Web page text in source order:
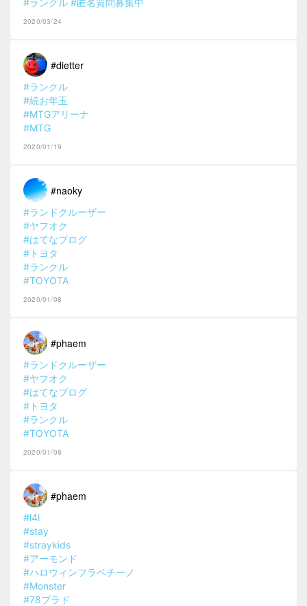
#ランクル #匿名質問募集中
2020/03/24
#dietter
#ランクル
#続お年玉
#MTGアリーナ
#MTG
2020/01/19
#naoky
#ランドクルーザー
#ヤフオク
#はてなブログ
#トヨタ
#ランクル
#TOYOTA
2020/01/08
#phaem
#ランドクルーザー
#ヤフオク
#はてなブログ
#トヨタ
#ランクル
#TOYOTA
2020/01/08
#phaem
#l4l
#stay
#straykids
#アーモンド
#ハロウィンフラペチーノ
#Monster
#78プラド